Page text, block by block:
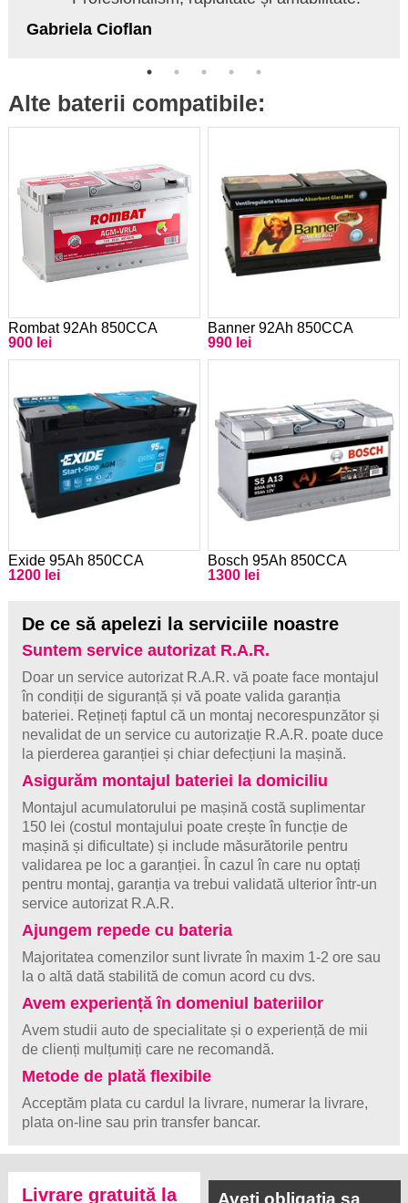
Gabriela Cioflan
Alte baterii compatibile:
Rombat 92Ah 850CCA
900 lei
Banner 92Ah 850CCA
990 lei
Exide 95Ah 850CCA
1200 lei
Bosch 95Ah 850CCA
1300 lei
De ce să apelezi la serviciile noastre
Suntem service autorizat R.A.R.
Doar un service autorizat R.A.R. vă poate face montajul
în condiții de siguranță și vă poate valida garanția
bateriei. Rețineți faptul că un montaj necorespunzător și
nevalidat de un service cu autorizație R.A.R. poate duce
la pierderea garanției și chiar defecțiuni la mașină.
Asigurăm montajul bateriei la domiciliu
Montajul acumulatorului pe mașină costă suplimentar
150 lei (costul montajului poate crește în funcție de
mașină și dificultate) și include măsurătorile pentru
validarea pe loc a garanției. În cazul în care nu optați
pentru montaj, garanția va trebui validată ulterior într-un
service autorizat R.A.R.
Ajungem repede cu bateria
Majoritatea comenzilor sunt livrate în maxim 1-2 ore sau
la o altă dată stabilită de comun acord cu dvs.
Avem experiență în domeniul bateriilor
Avem studii auto de specialitate și o experiență de mii
de clienți mulțumiți care ne recomandă.
Metode de plată flexibile
Acceptăm plata cu cardul la livrare, numerar la livrare,
plata on-line sau prin transfer bancar.
Livrare gratuită la
Aveti obligatia sa